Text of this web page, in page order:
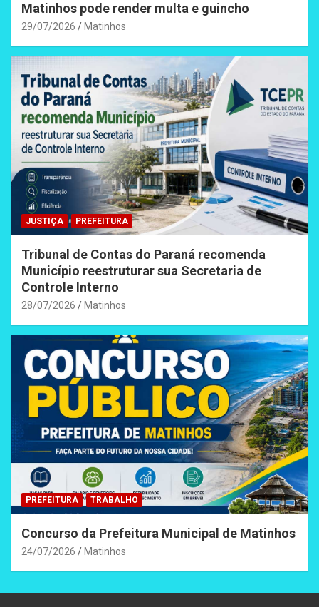
Matinhos pode render multa e guincho
29/07/2026 Matinhos
JUSTIÇA PREFEITURA
Tribunal de Contas do Paraná recomenda
Município reestruturar sua Secretaria de
Controle Interno
28/07/2026 Matinhos
PREFEITURA TRABALHO
Concurso da Prefeitura Municipal de Matinhos
24/07/2026 Matinhos